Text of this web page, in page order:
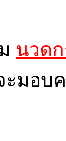
นวด
ะมอ